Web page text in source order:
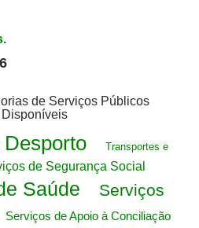
de Serviços Públicos
Disponíveis
Transportes e
de Segurança Social
Saúde
Serviços
Serviços de Apoio à Conciliação